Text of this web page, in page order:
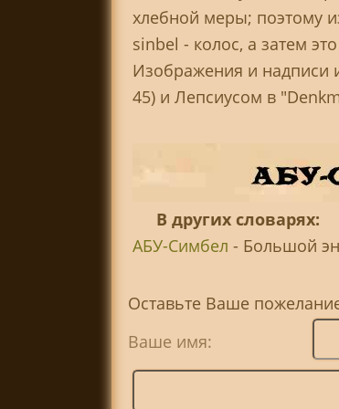
хлебной меры; поэтому
sinbel - колос, а затем
Изображения и надписи
45) и Лепсиусом в
В других словарях:
АБУ-Симбел - Большой
Оставьте Ваше
Ваше имя: